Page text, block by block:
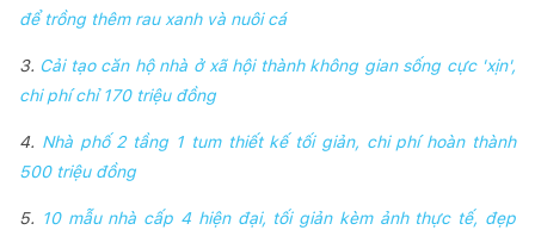
để trồng thêm rau xanh và nuôi cá
3. Cải tạo căn hộ nhà ở xã hội thành không gian sống cực 'xịn',
chi phí chỉ 170 triệu đồng
4. Nhà phố 2 tầng 1 tum thiết kế tối giản, chi phí hoàn thành
500 triệu đồng
5. 10 mẫu nhà cấp 4 hiện đại, tối giản kèm ảnh thực tế, đẹp